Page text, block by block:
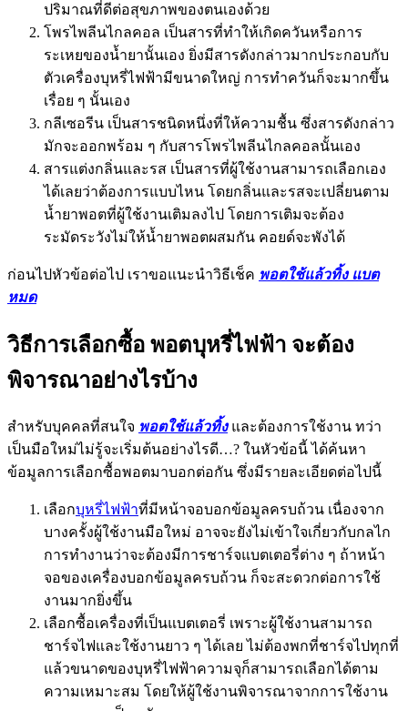
ปริมาณที่ดีต่อสุขภาพของตนเองด้วย
โพรไพลีนไกลคอล เป็นสารที่ทำให้เกิดควันหรือการ
ระเหยของน้ำยานั้นเอง ยิ่งมีสารดังกล่าวมากประกอบกับ
ตัวเครื่องบุหรี่ไฟฟ้ามีขนาดใหญ่ การทำควันก็จะมากขึ้น
เรื่อย ๆ นั้นเอง
กลีเซอรีน เป็นสารชนิดหนึ่งที่ให้ความชื้น ซึ่งสารดังกล่าว
มักจะออกพร้อม ๆ กับสารโพรไพลีนไกลคอลนั้นเอง
สารแต่งกลิ่นและรส เป็นสารที่ผู้ใช้งานสามารถเลือกเอง
ได้เลยว่าต้องการแบบไหน โดยกลิ่นและรสจะเปลี่ยนตาม
น้ำยาพอตที่ผู้ใช้งานเติมลงไป โดยการเติมจะต้อง
ระมัดระวังไม่ให้น้ำยาพอตผสมกัน คอยด์จะพังได้
ก่อนไปหัวข้อต่อไป เราขอแนะนำวิธีเช็ค พอตใช้แล้วทิ้ง แบต
หมด
วิธีการเลือกซื้อ พอตบุหรี่ไฟฟ้า จะต้อง
พิจารณาอย่างไรบ้าง
สำหรับบุคคลที่สนใจ พอตใช้แล้วทิ้ง และต้องการใช้งาน ทว่า
เป็นมือใหม่ไม่รู้จะเริ่มต้นอย่างไรดี…? ในหัวข้อนี้ ได้ค้นหา
ข้อมูลการเลือกซื้อพอตมาบอกต่อกัน ซึ่งมีรายละเอียดต่อไปนี้
เลือกบุหรี่ไฟฟ้าที่มีหน้าจอบอกข้อมูลครบถ้วน เนื่องจาก
บางครั้งผู้ใช้งานมือใหม่ อาจจะยังไม่เข้าใจเกี่ยวกับกลไก
การทำงานว่าจะต้องมีการชาร์จแบตเตอรี่ต่าง ๆ ถ้าหน้า
จอของเครื่องบอกข้อมูลครบถ้วน ก็จะสะดวกต่อการใช้
งานมากยิ่งขึ้น
เลือกซื้อเครื่องที่เป็นแบตเตอรี่ เพราะผู้ใช้งานสามารถ
ชาร์จไฟและใช้งานยาว ๆ ได้เลย ไม่ต้องพกที่ชาร์จไปทุกที่
แล้วขนาดของบุหรี่ไฟฟ้าความจุก็สามารถเลือกได้ตาม
ความเหมาะสม โดยให้ผู้ใช้งานพิจารณาจากการใช้งาน